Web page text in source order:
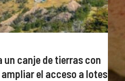
un canje de tierras con
el acceso a lotes